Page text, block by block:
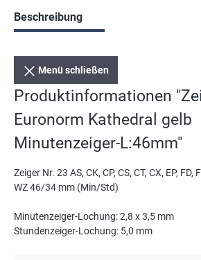
Beschreibung
Menü schließen
Produktinformationen
Euronorm Kathedral gelb
Minutenzeiger-L:46mm"
Zeiger Nr. 23 AS, CK, CP, CS, CT, CX, EP, FD,
WZ 46/34 mm (Min/Std)
Minutenzeiger-Lochung: 2,8 x 3,5 mm
Stundenzeiger-Lochung: 5,0 mm